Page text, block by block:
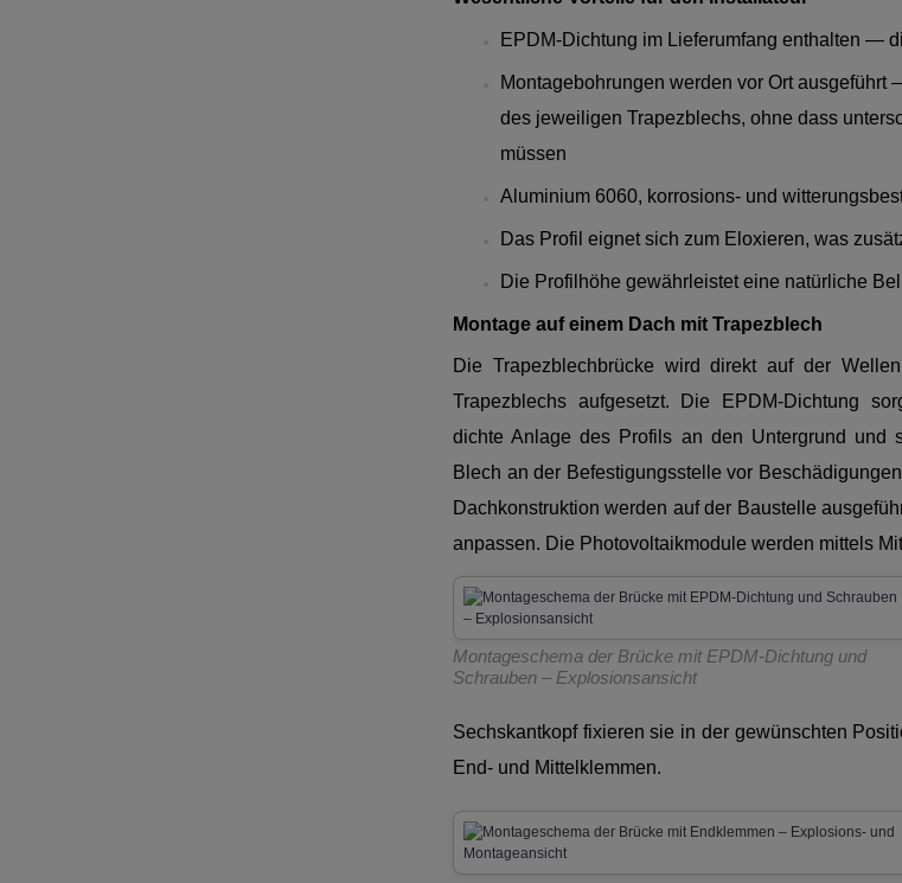
EPDM-Dichtung im Lieferumfang enthalten —
Montagebohrungen werden vor Ort
des jeweiligen Trapezblechs, ohne dass
müssen
Aluminium 6060, korrosions- und
Das Profil eignet sich zum Eloxieren, was
Die Profilhöhe gewährleistet eine natürliche
Montage auf einem Dach mit Trapezblech
Die Trapezblechbrücke wird direkt auf der
Trapezblechs aufgesetzt. Die EPDM-Dichtung
dichte Anlage des Profils an den Untergrund und
Blech an der Befestigungsstelle vor
Dachkonstruktion werden auf der Baustelle
anpassen. Die Photovoltaikmodule werden mittels
Montageschema der Brücke mit EPDM-Dichtung und
Schrauben – Explosionsansicht
Sechskantkopf fixieren sie in der gewünschten
End- und Mittelklemmen.